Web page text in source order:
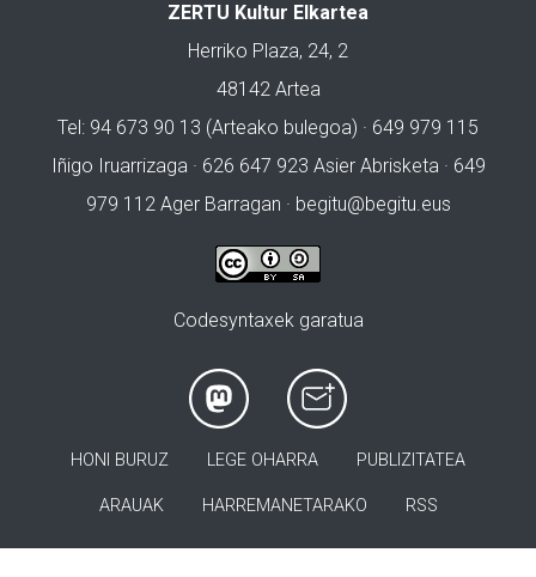
ZERTU Kultur Elkartea
Herriko Plaza, 24, 2
48142 Artea
Tel: 94 673 90 13 (Arteako bulegoa) · 649 979 115
Iñigo Iruarrizaga · 626 647 923 Asier Abrisketa · 649
979 112 Ager Barragan · begitu@begitu.eus
Codesyntaxek garatua
HONI BURUZ LEGE OHARRA PUBLIZITATEA
ARAUAK HARREMANETARAKO RSS